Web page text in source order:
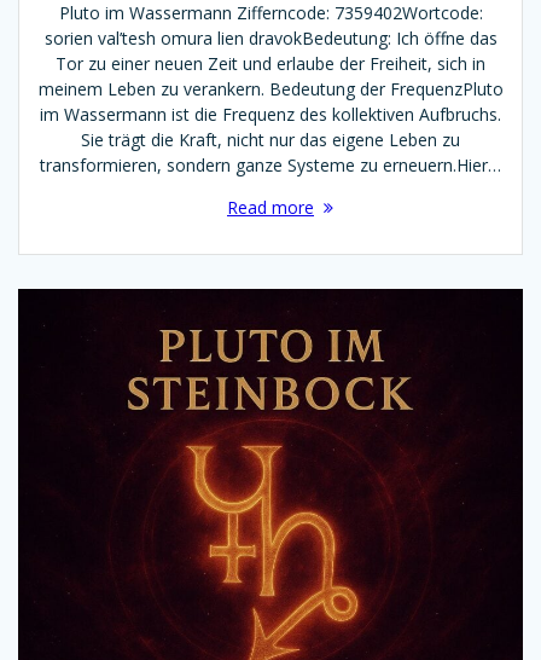
Pluto im Wassermann Zifferncode: 7359402Wortcode:
sorien val’tesh omura lien dravokBedeutung: Ich öffne das
Tor zu einer neuen Zeit und erlaube der Freiheit, sich in
meinem Leben zu verankern. Bedeutung der FrequenzPluto
im Wassermann ist die Frequenz des kollektiven Aufbruchs.
Sie trägt die Kraft, nicht nur das eigene Leben zu
transformieren, sondern ganze Systeme zu erneuern.Hier…
Read more